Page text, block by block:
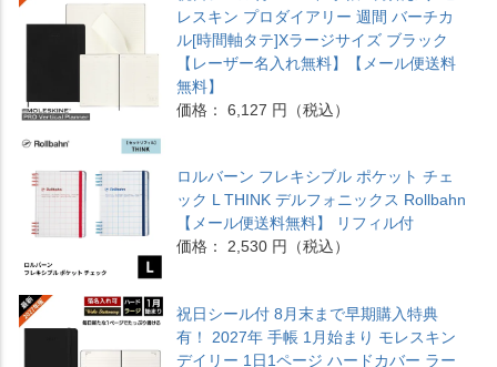
レスキン プロダイアリー 週間 バーチカ
ル[時間軸タテ]Xラージサイズ ブラック
【レーザー名入れ無料】【メール便送料
無料】
価格： 6,127 円（税込）
ロルバーン フレキシブル ポケット チェ
ック L THINK デルフォニックス Rollbahn
【メール便送料無料】 リフィル付
価格： 2,530 円（税込）
祝日シール付 8月末まで早期購入特典
有！ 2027年 手帳 1月始まり モレスキン
デイリー 1日1ページ ハードカバー ラー